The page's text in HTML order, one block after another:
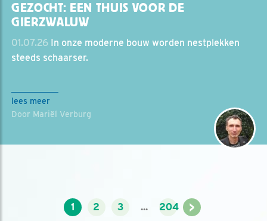
GEZOCHT: EEN THUIS VOOR DE
GIERZWALUW
01.07.26 In onze moderne bouw worden nestplekken
steeds schaarser.
lees meer
Door Mariël Verburg
1 2 3 ... 204 >